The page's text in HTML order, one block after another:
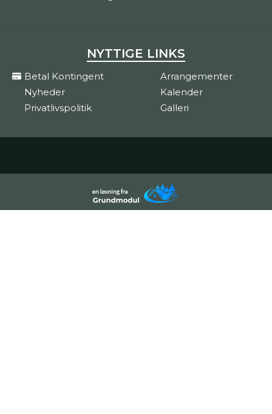
NYTTIGE LINKS
Betal Kontingent
Arrangementer
Nyheder
Kalender
Privatlivspolitik
Galleri